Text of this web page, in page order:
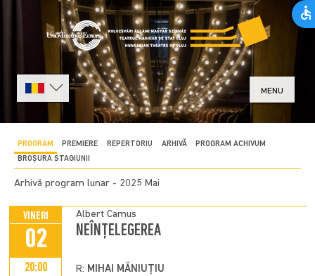
MENU
PROGRAM PREMIERE REPERTORIU ARHIVĂ
PROGRAM ACHIVUM
BROȘURA STAGIUNII
Arhivă program lunar - 2025 Mai
VINERI
02
20:00
Albert Camus
NEÎNȚELEGEREA
R: MIHAI MĂNIUȚIU